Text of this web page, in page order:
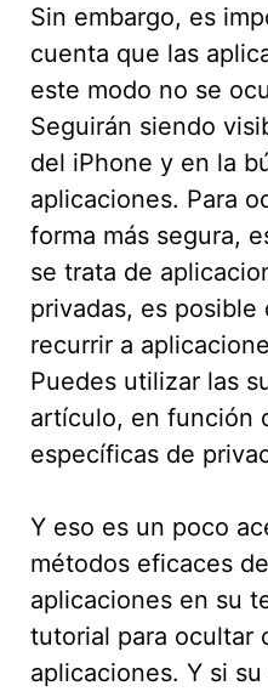
Sin embargo, es
cuenta que las
este modo no se
Seguirán siendo
del iPhone y en la
aplicaciones. Para
forma más segura,
se trata de
privadas, es posible
recurrir a
Puedes utilizar las
artículo, en función
específicas de
Y eso es un poco
métodos eficaces
aplicaciones en su
tutorial para ocultar
aplicaciones. Y si